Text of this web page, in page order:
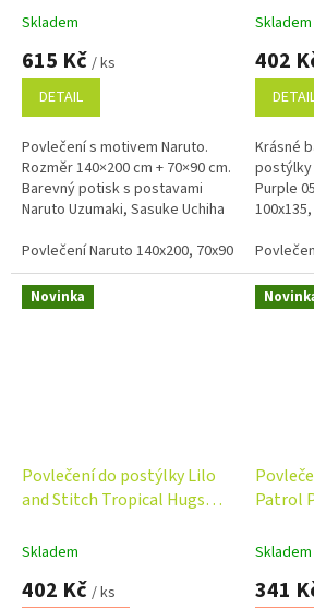
Skladem
615 Kč / ks
DETAIL
Povlečení s motivem Naruto.
Rozměr 140×200 cm + 70×90 cm.
Barevný potisk s postavami
Naruto Uzumaki, Sasuke Uchiha
fanouška anime.
Povlečení Naruto 140x200, 70x90 cm
Skladem
402
Krásné
postýlky
Purple
Novinka
Povlečení do postýlky Lilo
and Stitch Tropical Hugs
Skladem
402 Kč / ks
Patrol
Skladem
341